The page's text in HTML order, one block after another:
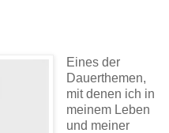
Eines der
Dauerthemen,
mit denen ich in
meinem Leben
und meiner